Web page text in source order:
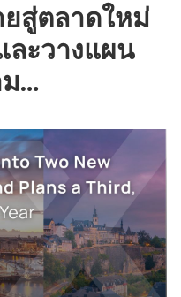
สู่ตลาดใหม่
ละวางแผน
…